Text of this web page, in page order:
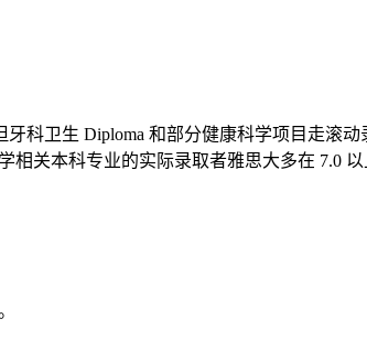
科卫生 Diploma 和部分健康科学项目走滚
相关本科专业的实际录取者雅思大多在 7.0 以